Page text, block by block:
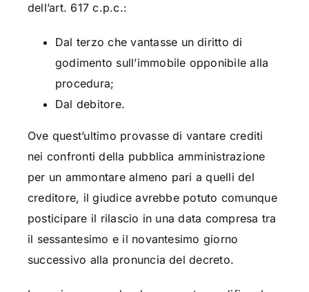
dell’art. 617 c.p.c.:
Dal terzo che vantasse un diritto di
godimento sull’immobile opponibile alla
procedura;
Dal debitore.
Ove quest’ultimo provasse di vantare crediti
nei confronti della pubblica amministrazione
per un ammontare almeno pari a quelli del
creditore, il giudice avrebbe potuto comunque
posticipare il rilascio in una data compresa tra
il sessantesimo e il novantesimo giorno
successivo alla pronuncia del decreto.